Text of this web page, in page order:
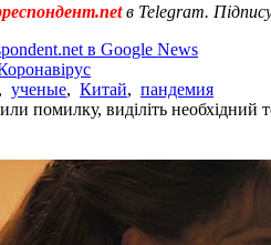
в Telegram.
в Google News
, ученые, Китай, пандемия
помилку, виділіть необхідний